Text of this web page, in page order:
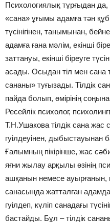
Психологиялық тұрғыдан
«сана» ұғымы адамға тән
түсінігінен, танымынан,
адамға ғана мәлім, екінші
заттануы, екінші біреуге
асады. Осыдан тіл мен сана
сананы» туғызады. Тілдік
пайда болып, өмірінің
Ресейлік психолог,
Т.Н.Ушакова тілдік сана
гуілдеуінен, дыбыстауынан
Ғалымның пікірінше, жас
яғни жылау арқылы өзінің
ашқанын немесе ауырғанын,
санасында жатталған
гуілдеп, күліп санадағы
бастайды. Бұл – тілдік